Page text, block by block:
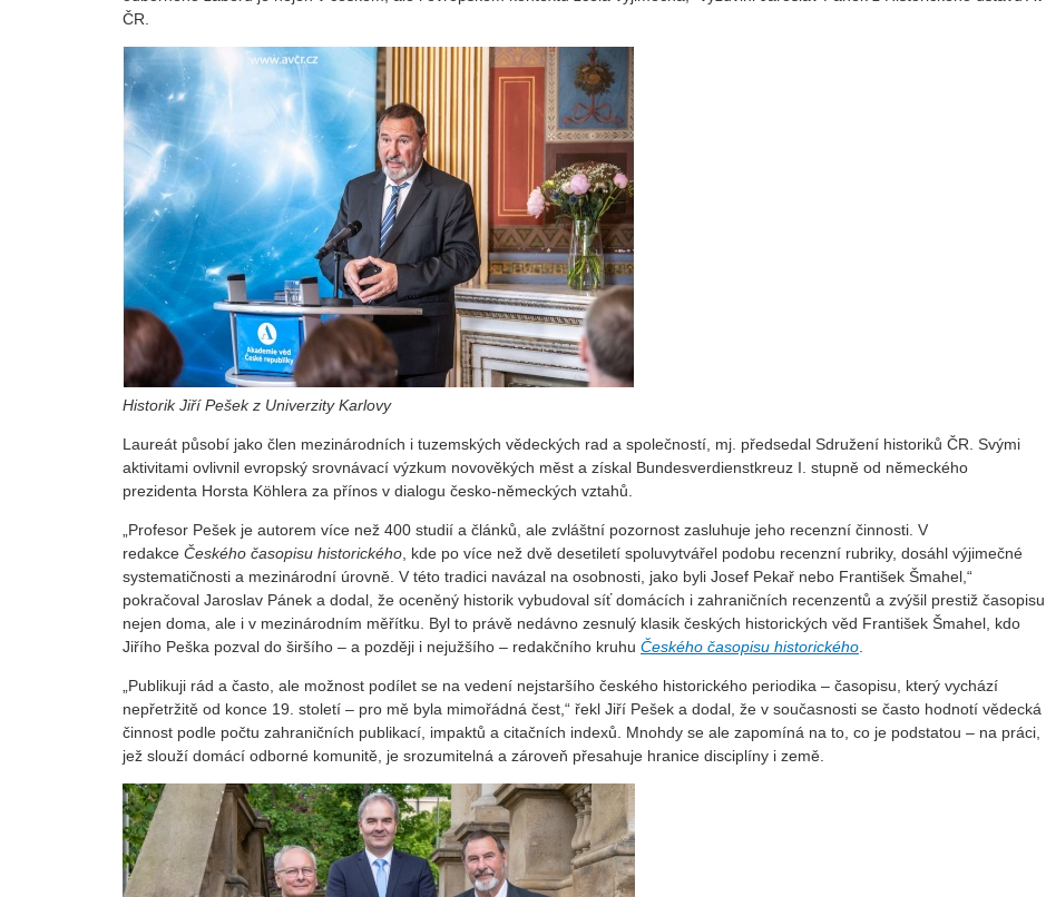
ČR.
Historik Jiří Pešek z Univerzity Karlovy
Laureát působí jako člen mezinárodních i tuzemských vědeckých rad a společností, mj. předsedal Sdružení historiků ČR. Svými
aktivitami ovlivnil evropský srovnávací výzkum novověkých měst a získal Bundesverdienstkreuz I. stupně od německého
prezidenta Horsta Köhlera za přínos v dialogu česko-německých vztahů.
„Profesor Pešek je autorem více než 400 studií a článků, ale zvláštní pozornost zasluhuje jeho recenzní činnosti. V
redakce Českého časopisu historického, kde po více než dvě desetiletí spoluvytvářel podobu recenzní rubriky, dosáhl výjimečné
systematičnosti a mezinárodní úrovně. V této tradici navázal na osobnosti, jako byli Josef Pekař nebo František Šmahel,“
pokračoval Jaroslav Pánek a dodal, že oceněný historik vybudoval síť domácích i zahraničních recenzentů a zvýšil prestiž časopisu
nejen doma, ale i v mezinárodním měřítku. Byl to právě nedávno zesnulý klasik českých historických věd František Šmahel, kdo
Jiřího Peška pozval do širšího – a později i nejužšího – redakčního kruhu Českého časopisu historického.
„Publikuji rád a často, ale možnost podílet se na vedení nejstaršího českého historického periodika – časopisu, který vychází
nepřetržitě od konce 19. století – pro mě byla mimořádná čest,“ řekl Jiří Pešek a dodal, že v současnosti se často hodnotí vědecká
činnost podle počtu zahraničních publikací, impaktů a citačních indexů. Mnohdy se ale zapomíná na to, co je podstatou – na práci,
jež slouží domácí odborné komunitě, je srozumitelná a zároveň přesahuje hranice disciplíny i země.